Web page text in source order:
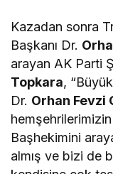
Kazadan sonra
Başkanı Dr.
arayan AK Parti
Topkara,
Dr. Orhan Fevzi
hemşehrilerimizin
Başhekimini
almış ve bizi de